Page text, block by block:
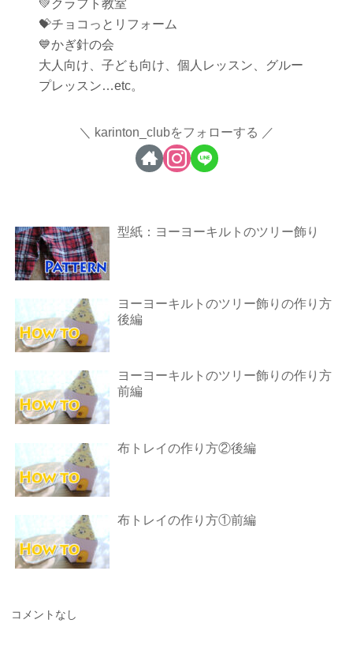
💚クラフト教室
💝チョコっとリフォーム
💙かぎ針の会
大人向け、子ども向け、個人レッスン、グルー
プレッスン…etc。
karinton_clubをフォローする
型紙：ヨーヨーキルトのツリー飾り
ヨーヨーキルトのツリー飾りの作り方
後編
ヨーヨーキルトのツリー飾りの作り方
前編
布トレイの作り方②後編
布トレイの作り方①前編
コメントなし